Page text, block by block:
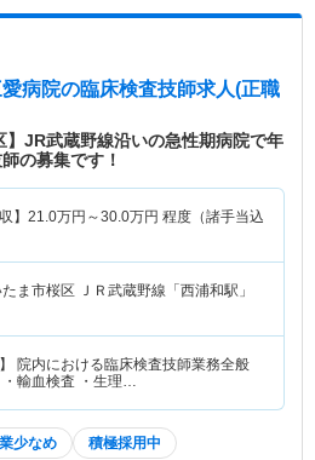
病院の臨床検査技師求人(正職
】JR武蔵野線沿いの急性期病院で年
の募集です！
】 21.0万円～30.0万円 程度（諸手当込
ま市桜区 ＪＲ武蔵野線「西浦和駅」
】 院内における臨床検査技師業務全般
・輸血検査 ・生理…
少なめ 積極採用中